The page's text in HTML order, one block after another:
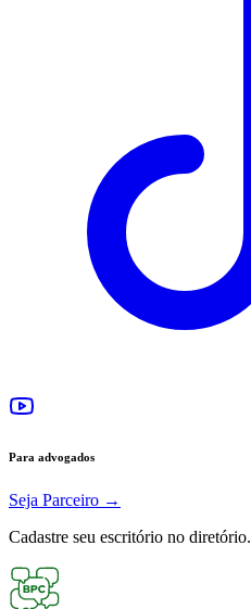
Para advogados
Seja Parceiro →
Cadastre seu escritório no diretório.